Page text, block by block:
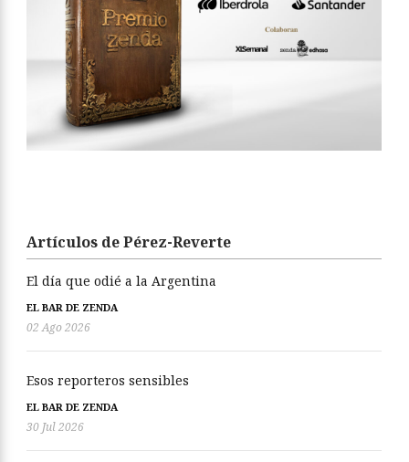
Artículos de Pérez-Reverte
El día que odié a la Argentina
EL BAR DE ZENDA
02 Ago 2026
Esos reporteros sensibles
EL BAR DE ZENDA
30 Jul 2026